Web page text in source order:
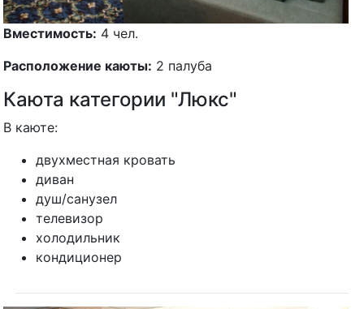
Вместимость: 4 чел.
Расположение каюты: 2 палуба
Каюта категории "Люкс"
В каюте:
двухместная кровать
диван
душ/санузел
телевизор
холодильник
кондиционер